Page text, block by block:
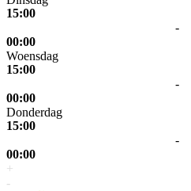
15:00
-
00:00
Woensdag
15:00
-
00:00
Donderdag
15:00
-
00:00
+
-